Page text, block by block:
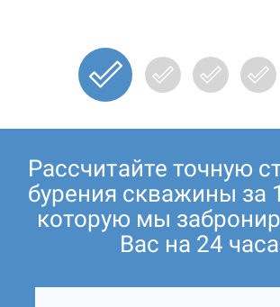
Рассчитайте точную
бурения скважины за
которую мы
Вас на 24